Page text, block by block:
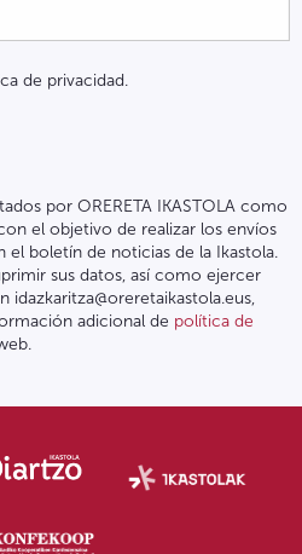
de privacidad.
por ORERETA IKASTOLA como
el objetivo de realizar los envíos
el boletín de noticias de la Ikastola.
sus datos, así como ejercer
adicional de política de